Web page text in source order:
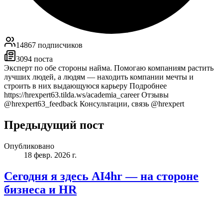
14867 подписчиков
3094 поста
Эксперт по обе стороны найма. Помогаю компаниям растить
лучших людей, а людям — находить компании мечты и
строить в них выдающуюся карьеру Подробнее
https://hrexpert63.tilda.ws/academia_career Отзывы
@hrexpert63_feedback Консультации, связь @hrexpert
Предыдущий пост
Опубликовано
18 февр. 2026 г.
Сегодня я здесь AI4hr — на стороне
бизнеса и HR